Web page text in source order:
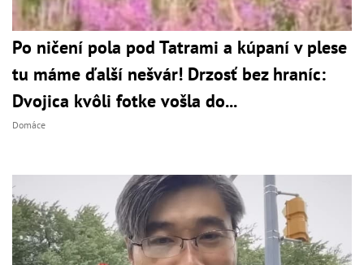
Po ničení pola pod Tatrami a kúpaní v plese
tu máme ďalší nešvár! Drzosť bez hraníc:
Dvojica kvôli fotke vošla do...
Domáce